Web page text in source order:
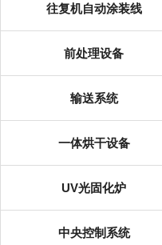
往复机自动涂装线
前处理设备
输送系统
一体烘干设备
UV光固化炉
中央控制系统